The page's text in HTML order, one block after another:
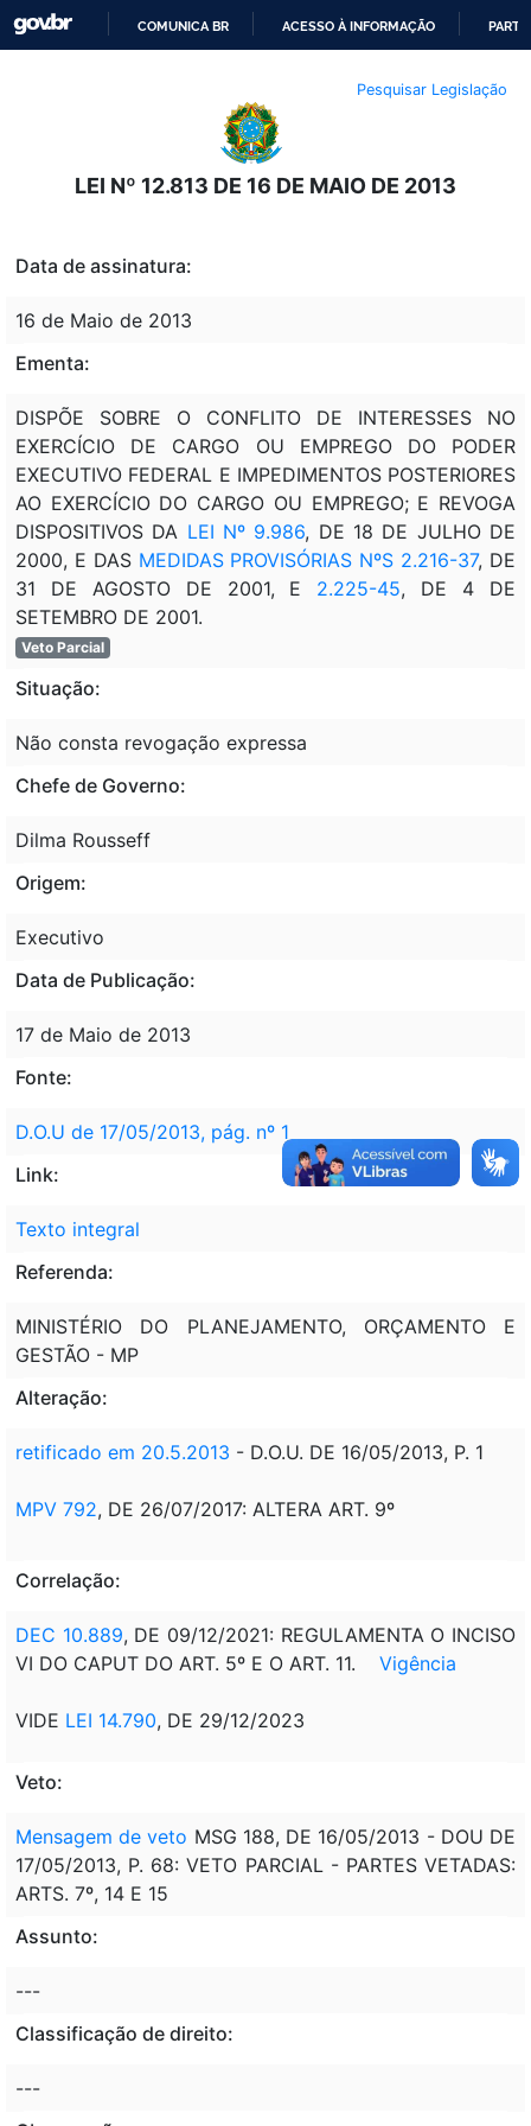
O
CONTEÚDO
COMUNICA BR ACESSO À INFORMAÇÃO
Pesquisar Legislação
LEI Nº 12.813 DE 16 DE MAIO DE 2013
Data de assinatura:
16 de Maio de 2013
Ementa:
DISPÕE SOBRE O CONFLITO DE INTERESSES NO
EXERCÍCIO DE CARGO OU EMPREGO DO PODER
EXECUTIVO FEDERAL E IMPEDIMENTOS POSTERIORES
AO EXERCÍCIO DO CARGO OU EMPREGO; E REVOGA
DISPOSITIVOS DA LEI Nº 9.986, DE 18 DE JULHO DE
2000, E DAS MEDIDAS PROVISÓRIAS NºS 2.216-37, DE
31 DE AGOSTO DE 2001, E 2.225-45, DE 4 DE
SETEMBRO DE 2001.
Veto Parcial
Situação:
Não consta revogação expressa
Chefe de Governo:
Dilma Rousseff
Origem:
Executivo
Data de Publicação:
17 de Maio de 2013
Fonte:
D.O.U de 17/05/2013, pág. nº 1
Link:
Texto integral
Referenda:
MINISTÉRIO DO PLANEJAMENTO, ORÇAMENTO E
GESTÃO - MP
Alteração:
retificado em 20.5.2013 - D.O.U. DE 16/05/2013, P. 1
MPV 792, DE 26/07/2017: ALTERA ART. 9º
Correlação:
DEC 10.889, DE 09/12/2021: REGULAMENTA O INCISO
VI DO CAPUT DO ART. 5º E O ART. 11. Vigência
VIDE LEI 14.790, DE 29/12/2023
Veto:
Mensagem de veto MSG 188, DE 16/05/2013 - DOU DE
17/05/2013, P. 68: VETO PARCIAL - PARTES VETADAS:
ARTS. 7º, 14 E 15
Assunto:
---
Classificação de direito:
---